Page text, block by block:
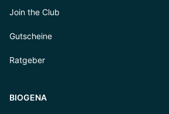
Join the Club
Gutscheine
Ratgeber
BIOGENA